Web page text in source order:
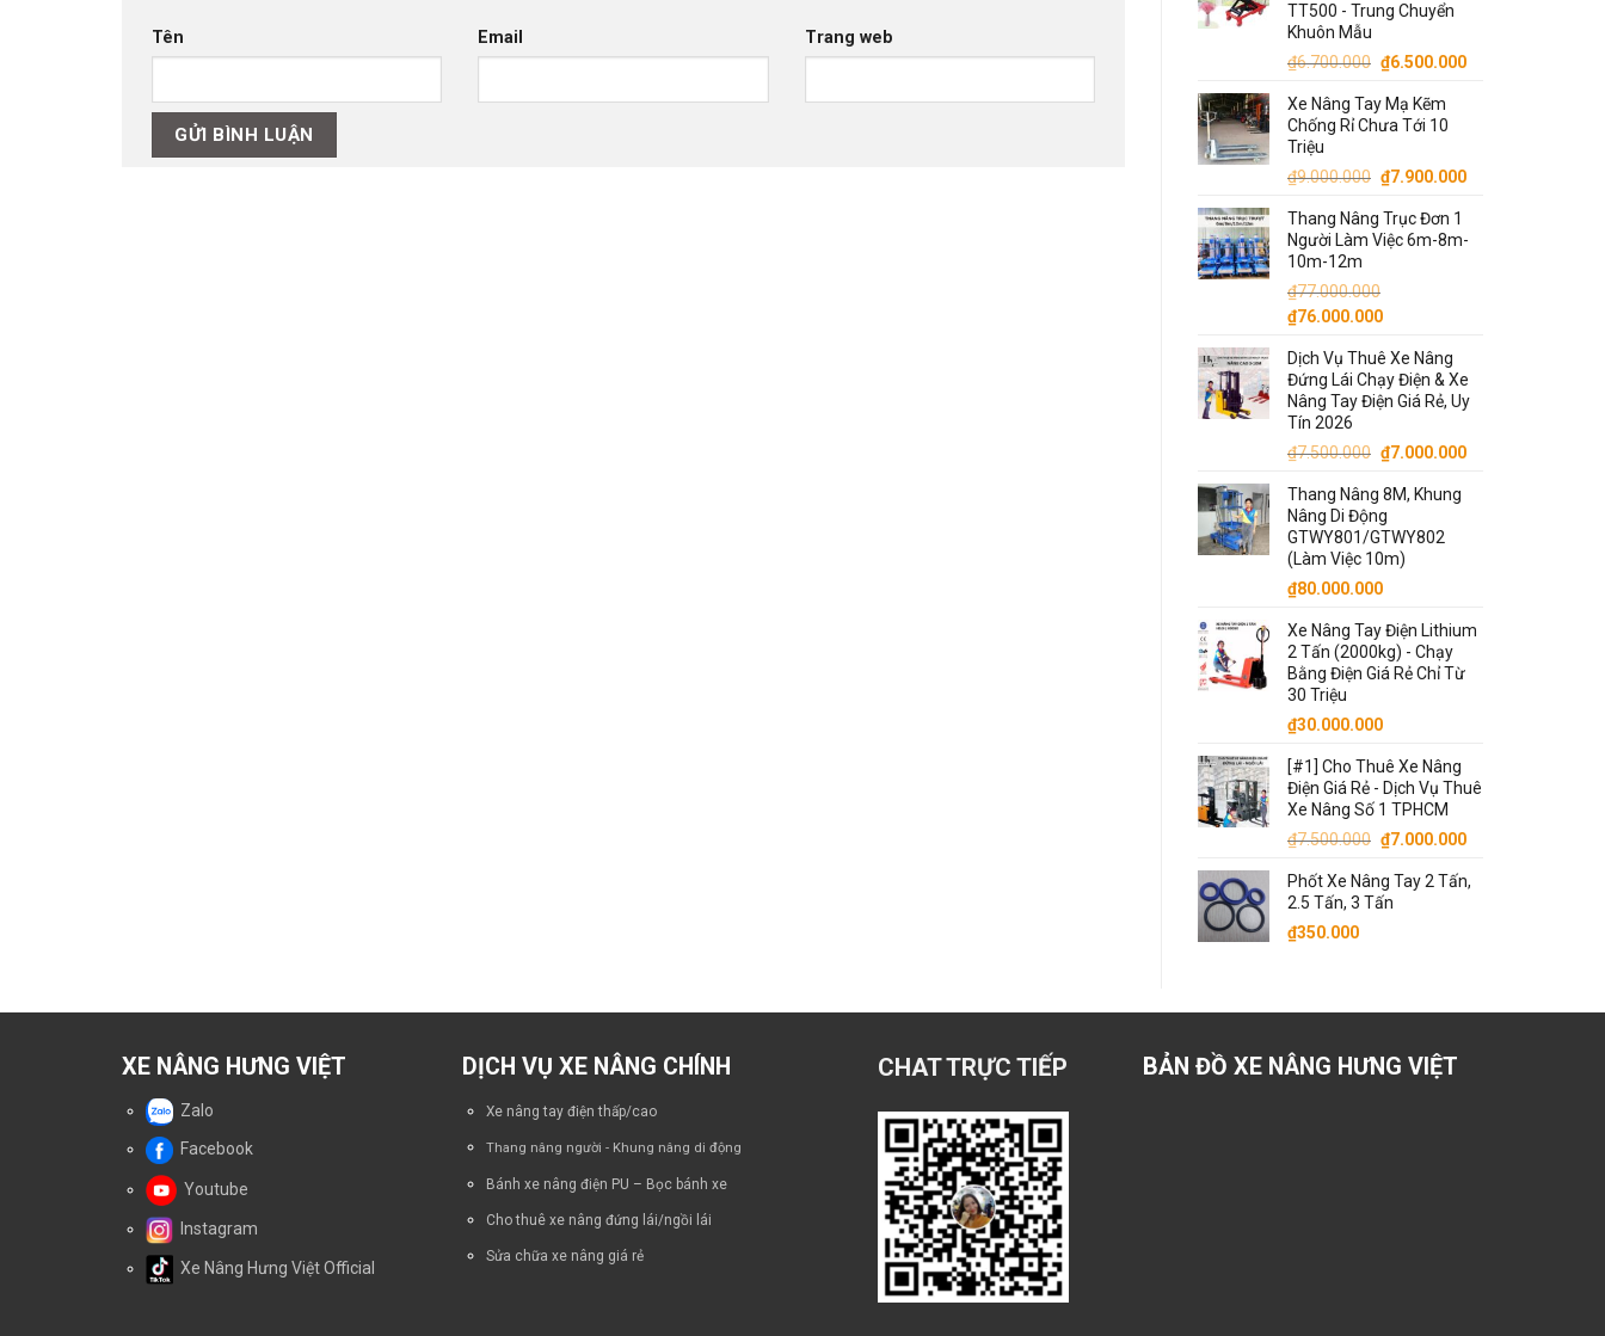
Tên Email Trang web
TT500 - Trung Chuyển
Khuôn Mẫu
₫6.700.000 Giá
là:
₫6.700.000.
₫6.500.000Giá
Xe Nâng Tay Mạ Kẽm
Chống Rỉ Chưa Tới 10
Triệu
₫9.000.000 Giá
là:
₫9.000.000.
₫7.900.000Giá
là:
Thang Nâng Trục Đơn 1
Người Làm Việc 6m-8m-
10m-12m
₫77.000.000
Giá
là:
₫77.000.000.
₫76.000.000Giá
tại
là:
₫76.000.000.
Dịch Vụ Thuê Xe Nâng
Đứng Lái Chạy Điện & Xe
Nâng Tay Điện Giá Rẻ, Uy
Tín 2026
₫7.500.000 Giá
là:
₫7.500.000.
₫7.000.000Giá
Thang Nâng 8M, Khung
Nâng Di Động
GTWY801/GTWY802
(Làm Việc 10m)
₫80.000.000
Xe Nâng Tay Điện Lithium
2 Tấn (2000kg) - Chạy
Bằng Điện Giá Rẻ Chỉ Từ
30 Triệu
₫30.000.000
[#1] Cho Thuê Xe Nâng
Điện Giá Rẻ - Dịch Vụ Thuê
Xe Nâng Số 1 TPHCM
₫7.500.000 Giá
là:
₫7.500.000.
₫7.000.000Giá
tại
Phốt Xe Nâng Tay 2 Tấn,
2.5 Tấn, 3 Tấn
₫350.000
XE NÂNG HƯNG VIỆT
Zalo
Facebook
Youtube
Instagram
Xe Nâng Hưng Việt Official
DỊCH VỤ XE NÂNG CHÍNH
Xe nâng tay điện thấp/cao
Thang nâng người - Khung nâng di động
Bánh xe nâng điện PU – Bọc bánh xe
Cho thuê xe nâng đứng lái/ngồi lái
Sửa chữa xe nâng giá rẻ
CHAT TRỰC TIẾP BẢN ĐỒ XE NÂNG HƯNG VIỆT